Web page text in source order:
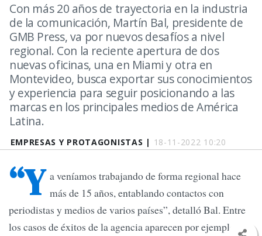
EMPRESAS Y PROTAGONISTAS | 18-11-2022 10:20
Con más 20 años de trayectoria en la industria
de la comunicación, Martín Bal, presidente de
GMB Press, va por nuevos desafíos a nivel
regional. Con la reciente apertura de dos
nuevas oficinas, una en Miami y otra en
Montevideo, busca exportar sus conocimientos
y experiencia para seguir posicionando a las
marcas en los principales medios de América
Latina.
“Y a veníamos trabajando de forma regional hace
más de 15 años, entablando contactos con
periodistas y medios de varios países”, detalló Bal. Entre
los casos de éxitos de la agencia aparecen por ejemplo